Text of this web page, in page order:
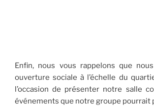
Enfin, nous vous rappelons que
ouverture sociale à l’échelle du
l’occasion de présenter notre salle
événements que notre groupe pourrait